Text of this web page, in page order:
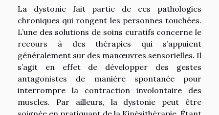
La dystonie fait partie de ces pathologies
chroniques qui rongent les personnes touchées.
L’une des solutions de soins curatifs concerne le
recours à des thérapies qui s’appuient
généralement sur des manœuvres sensorielles. Il
s’agit en effet de développer des gestes
antagonistes de manière spontanée pour
interrompre la contraction involontaire des
muscles. Par ailleurs, la dystonie peut être